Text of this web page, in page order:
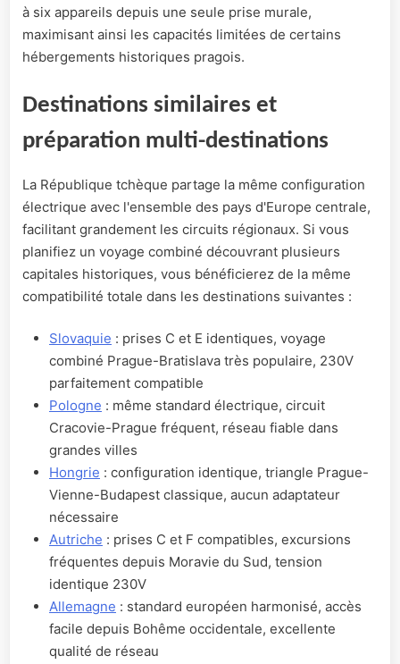
à six appareils depuis une seule prise murale,
maximisant ainsi les capacités limitées de certains
hébergements historiques pragois.
Destinations similaires et
préparation multi-destinations
La République tchèque partage la même configuration
électrique avec l'ensemble des pays d'Europe centrale,
facilitant grandement les circuits régionaux. Si vous
planifiez un voyage combiné découvrant plusieurs
capitales historiques, vous bénéficierez de la même
compatibilité totale dans les destinations suivantes :
Slovaquie : prises C et E identiques, voyage
combiné Prague-Bratislava très populaire, 230V
parfaitement compatible
Pologne : même standard électrique, circuit
Cracovie-Prague fréquent, réseau fiable dans
grandes villes
Hongrie : configuration identique, triangle Prague-
Vienne-Budapest classique, aucun adaptateur
nécessaire
Autriche : prises C et F compatibles, excursions
fréquentes depuis Moravie du Sud, tension
identique 230V
Allemagne : standard européen harmonisé, accès
facile depuis Bohême occidentale, excellente
qualité de réseau